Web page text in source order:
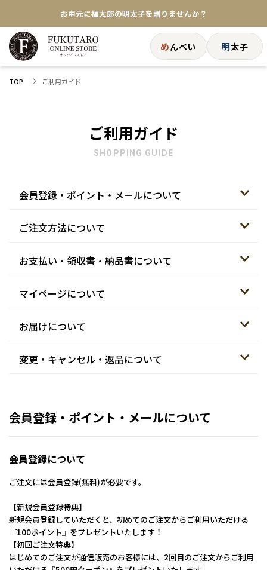
★めんべい25周年記念商品が登場★
【色々な味を試したい方へ】ポストイン！めんべい
送料全国一律770円！10,800円以上で送料無料
めんべい 明太子
TOP ご利用ガイド
ご利用ガイド
SHOPPING GUIDE
会員登録・ポイント・メールについて
ご注文方法について
お支払い・領収書・納品書について
マイページについて
お届けについて
変更・キャンセル・返品について
会員登録・ポイント・メールについて
会員登録について
ご注文には会員登録(無料)が必要です。
【新規会員登録特典】
新規会員登録していただくと、初めてのご注文からご利用いただける
『100ポイント』をプレゼントいたします！
【初回ご注文特典】
はじめてのご注文が通信販売のお客様には、2回目のご注文からご利用